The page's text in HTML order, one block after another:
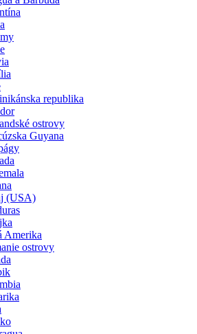
republika
ostrovy
Guyana
(USA)
Amerika
ostrovy